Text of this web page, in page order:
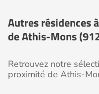
Autres résidences
de Athis-Mons
Retrouvez notre
proximité de Athis-